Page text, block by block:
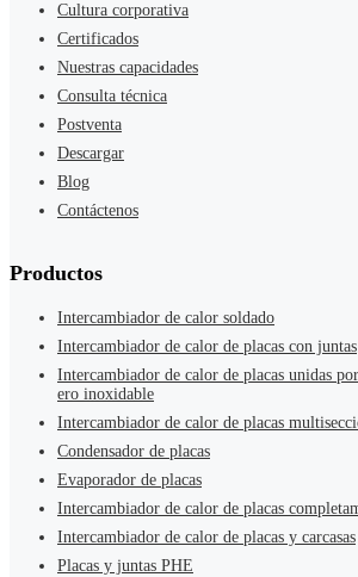
Cultura corporativa
Certificados
Nuestras capacidades
Consulta técnica
Postventa
Descargar
Blog
Contáctenos
Productos
Intercambiador de calor soldado
Intercambiador de calor de placas con juntas
Intercambiador de calor de placas unidas
ero inoxidable
Intercambiador de calor de placas
Condensador de placas
Evaporador de placas
Intercambiador de calor de placas
Intercambiador de calor de placas y carcasas
Placas y juntas PHE